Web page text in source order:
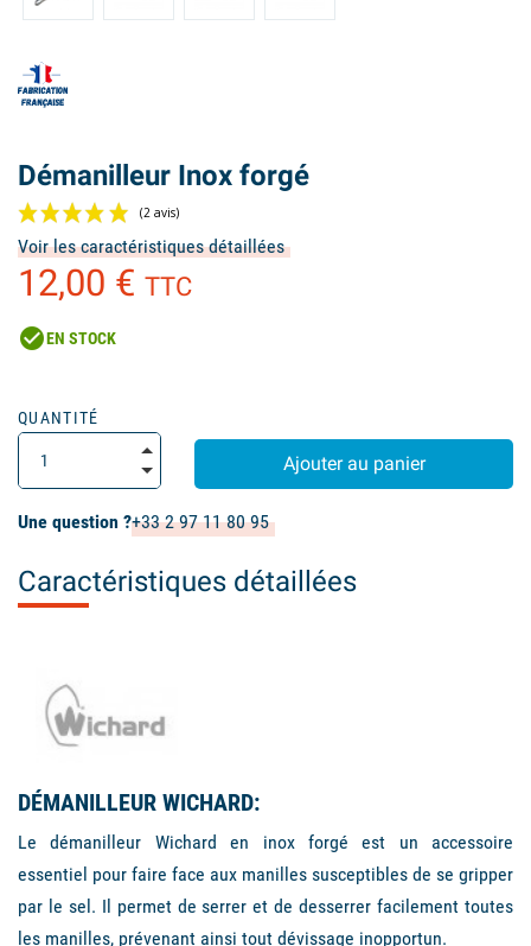
Démanilleur Inox forgé
Voir les caractéristiques détaillées
12,00 € TTC
check_circleEN STOCK
QUANTITÉ
Ajouter au panier
Une question ?+33 2 97 11 80 95
Caractéristiques détaillées
DÉMANILLEUR WICHARD:
Le démanilleur Wichard en inox forgé est un accessoire
essentiel pour faire face aux manilles susceptibles de se gripper
par le sel. Il permet de serrer et de desserrer facilement toutes
les manilles, prévenant ainsi tout dévissage inopportun.